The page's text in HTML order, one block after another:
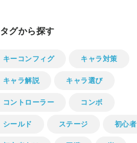
タグから探す
キーコンフィグ キャラ対策
キャラ解説 キャラ選び
コントローラー コンボ
シールド ステージ 初心者